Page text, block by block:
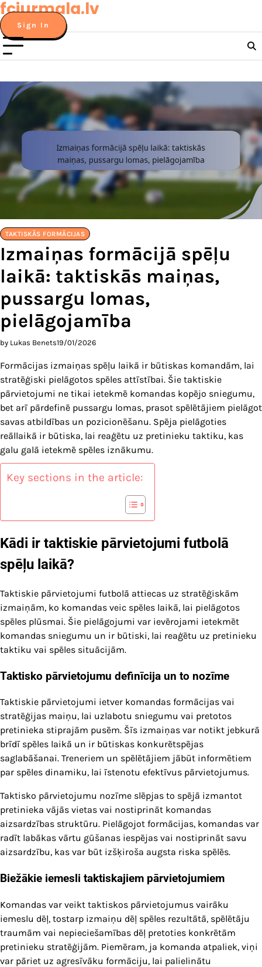
Skip
to
content
fcjurmala.lv
Sign In
TAKTISKĀS FORMĀCIJAS
Izmaiņas formācijā spēļu
laikā: taktiskās maiņas,
pussargu lomas,
pielāgojamība
by Lukas Benets19/01/2026
Formācijas izmaiņas spēļu laikā ir būtiskas komandām, lai
stratēģiski pielāgotos spēles attīstībai. Šie taktiskie
pārvietojumi ne tikai ietekmē komandas kopējo sniegumu,
bet arī pārdefinē pussargu lomas, prasot spēlētājiem pielāgot
savas atbildības un pozicionēšanu. Spēja pielāgoties
reāllaikā ir būtiska, lai reaģētu uz pretinieku taktiku, kas
galu galā ietekmē spēles iznākumu.
Key sections in the article:
Kādi ir taktiskie pārvietojumi futbolā
spēļu laikā?
Taktiskie pārvietojumi futbolā attiecas uz stratēģiskām
izmaiņām, ko komandas veic spēles laikā, lai pielāgotos
spēles plūsmai. Šie pielāgojumi var ievērojami ietekmēt
komandas sniegumu un ir būtiski, lai reaģētu uz pretinieku
taktiku vai spēles situācijām.
Taktisko pārvietojumu definīcija un to nozīme
Taktiskie pārvietojumi ietver komandas formācijas vai
stratēģijas maiņu, lai uzlabotu sniegumu vai pretotos
pretinieka stiprajām pusēm. Šīs izmaiņas var notikt jebkurā
brīdī spēles laikā un ir būtiskas konkurētspējas
saglabāšanai. Treneriem un spēlētājiem jābūt informētiem
par spēles dinamiku, lai īstenotu efektīvus pārvietojumus.
Taktisko pārvietojumu nozīme slēpjas to spējā izmantot
pretinieka vājās vietas vai nostiprināt komandas
aizsardzības struktūru. Pielāgojot formācijas, komandas var
radīt labākas vārtu gūšanas iespējas vai nostiprināt savu
aizsardzību, kas var būt izšķiroša augsta riska spēlēs.
Biežākie iemesli taktiskajiem pārvietojumiem
Komandas var veikt taktiskos pārvietojumus vairāku
iemeslu dēļ, tostarp izmaiņu dēļ spēles rezultātā, spēlētāju
traumām vai nepieciešamības dēļ pretoties konkrētām
pretinieku stratēģijām. Piemēram, ja komanda atpaliek, viņi
var pāriet uz agresīvāku formāciju, lai palielinātu